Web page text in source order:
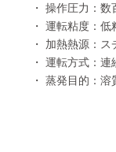
操作圧力：数
運転粘度：低
加熱熱源：ス
運転方式：連
蒸発目的：溶